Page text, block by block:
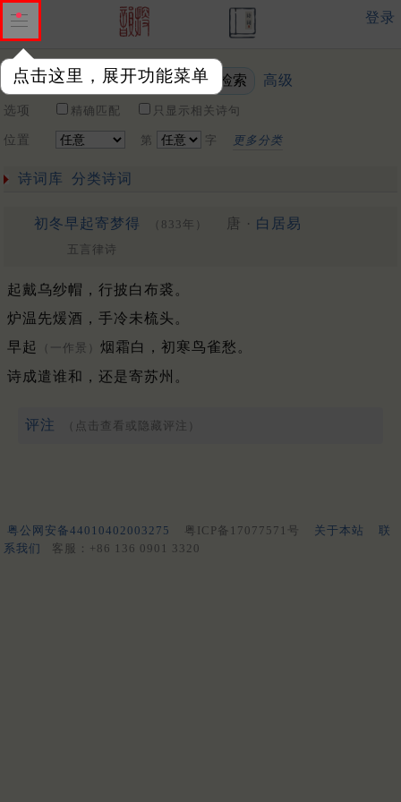
点击这里，展开功能菜单
登录
关键词 高级
选项 精确匹配 只显示相关诗句
位置 第 字 更多分类
诗词库 分类诗词
初冬早起寄梦得 （833年） 唐 · 白居易
五言律诗
起戴乌纱帽，行披白布裘。
炉温先煖酒，手冷未梳头。
早起
（一作景） 烟霜白，初寒鸟雀愁。
诗成遣谁和，还是寄苏州。
评注 （点击查看或隐藏评注）
粤公网安备44010402003275 粤ICP备17077571号 关于本站
联
系我们
客服：+86 136 0901 3320